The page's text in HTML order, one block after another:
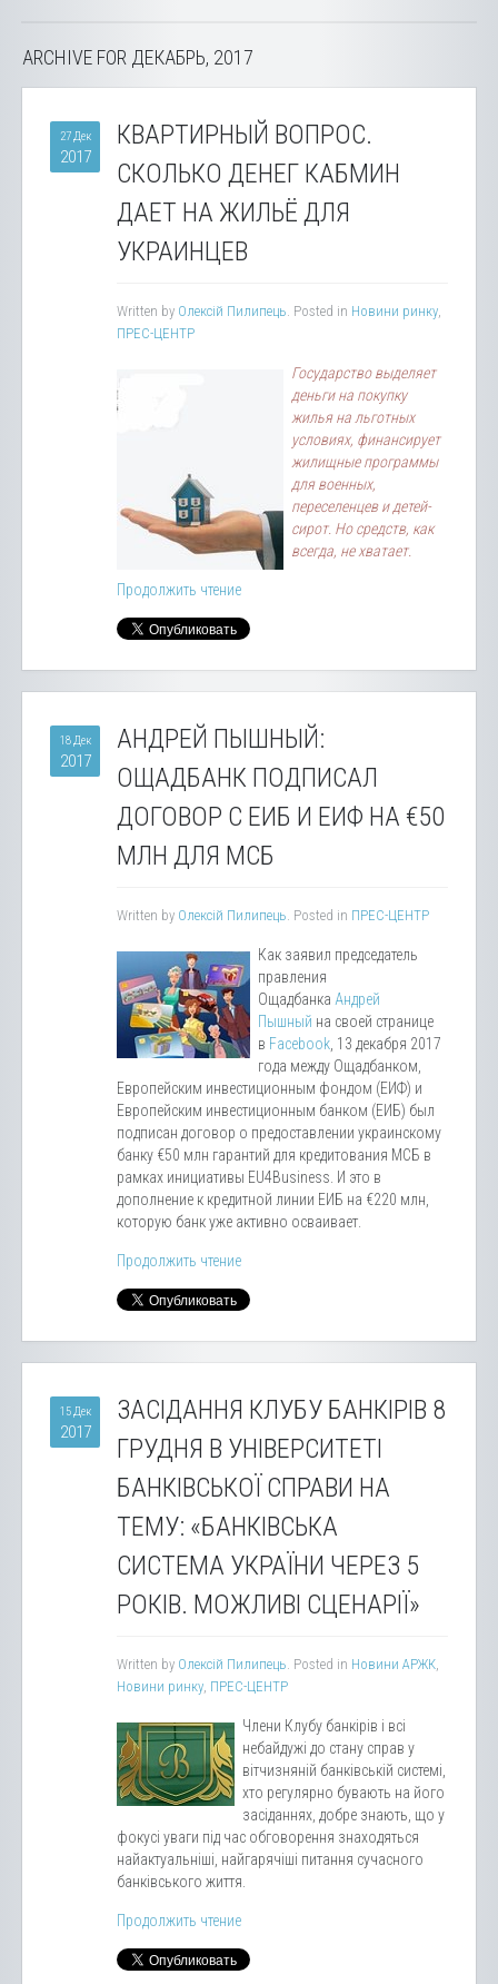
ARCHIVE FOR ДЕКАБРЬ, 2017
27 Дек
2017
КВАРТИРНЫЙ ВОПРОС.
СКОЛЬКО ДЕНЕГ КАБМИН
ДАЕТ НА ЖИЛЬЁ ДЛЯ
УКРАИНЦЕВ
Written by Олексій Пилипець. Posted in Новини ринку,
ПРЕС-ЦЕНТР
Государство выделяет
деньги на покупку
жилья на льготных
условиях, финансирует
жилищные программы
для военных,
переселенцев и детей-
сирот. Но средств, как
всегда, не хватает.
Продолжить чтение
18 Дек
2017
АНДРЕЙ ПЫШНЫЙ:
ОЩАДБАНК ПОДПИСАЛ
ДОГОВОР С ЕИБ И ЕИФ НА €50
МЛН ДЛЯ МСБ
Written by Олексій Пилипець. Posted in ПРЕС-ЦЕНТР
Как заявил председатель
правления
Ощадбанка Андрей
Пышный на своей странице
в Facebook , 13 декабря 2017
года между Ощадбанком,
Европейским инвестиционным фондом (ЕИФ) и
Европейским инвестиционным банком (ЕИБ) был
подписан договор о предоставлении украинскому
банку €50 млн гарантий для кредитования МСБ в
рамках инициативы EU4Business. И это в
дополнение к кредитной линии ЕИБ на €220 млн,
которую банк уже активно осваивает.
Продолжить чтение
15 Дек
2017
ЗАСІДАННЯ КЛУБУ БАНКІРІВ 8
ГРУДНЯ В УНІВЕРСИТЕТІ
БАНКІВСЬКОЇ СПРАВИ НА
ТЕМУ: «БАНКІВСЬКА
СИСТЕМА УКРАЇНИ ЧЕРЕЗ 5
РОКІВ. МОЖЛИВІ СЦЕНАРІЇ»
Written by Олексій Пилипець. Posted in Новини АРЖК,
Новини ринку, ПРЕС-ЦЕНТР
Члени Клубу банкірів і всі
небайдужі до стану справ у
вітчизняній банківській системі,
хто регулярно бувають на його
засіданнях, добре знають, що у
фокусі уваги під час обговорення знаходяться
найактуальніші, найгарячіші питання сучасного
банківського життя.
Продолжить чтение